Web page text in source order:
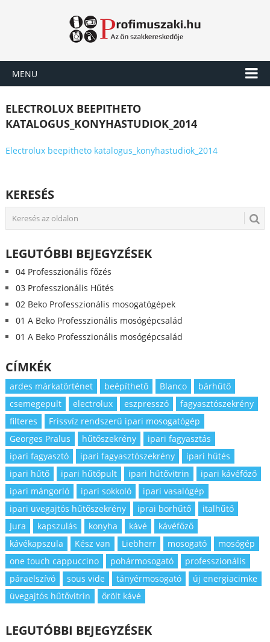
MENU
ELECTROLUX BEEPITHETO
KATALOGUS_KONYHASTUDIOK_2014
Electrolux beepitheto katalogus_konyhastudiok_2014
KERESÉS
LEGUTÓBBI BEJEGYZÉSEK
04 Professzionális főzés
03 Professzionális Hűtés
02 Beko Professzionális mosogatógépek
01 A Beko Professzionális mosógépcsalád
01 A Beko Professzionális mosógépcsalád
CÍMKÉK
ardes márkatörténet beépíthető Blanco
bárhűtő
csemegepult
electrolux eszpresszó
fagyasztószekrény
filteres
Frissvíz rendszerű ipari mosogatógép
Georges Pralus
hűtőszekrény
ipari fagyasztás
ipari fagyasztó
ipari fagyasztószekrény
ipari hűtés
ipari hűtő
ipari hűtőpult ipari hűtővitrin
ipari kávéfőző
ipari mángorló
ipari sokkoló
ipari vasalógép
ipari üvegajtós hűtőszekrény
iprai borhűtő
italhűtő
Jura
kapszulás konyha kávé
kávéfőző
kávékapszula
Kész van Liebherr mosogató
mosógép
one touch cappuccino
pohármosogató
professzionális
páraelszívó
sous vide tányérmosogató
új energiacimke
üvegajtós hűtővitrin
őrölt kávé
LEGUTÓBBI BEJEGYZÉSEK